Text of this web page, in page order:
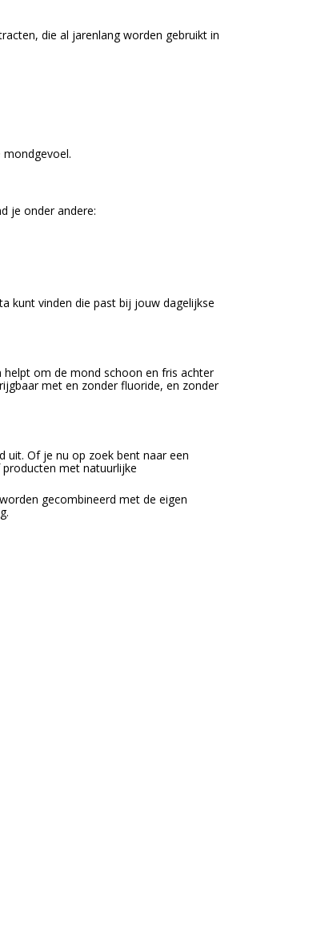
die al jarenlang worden gebruikt in
je onder andere:
kunt vinden die past bij jouw dagelijkse
om de mond schoon en fris achter
met en zonder fluoride, en zonder
uit. Of je nu op zoek bent naar een
met natuurlijke
gecombineerd met de eigen